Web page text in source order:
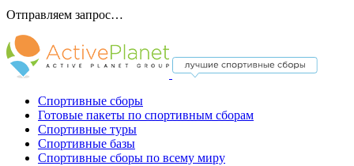
Отправляем запрос…
Спортивные сборы
Готовые пакеты по спортивным сборам
Спортивные туры
Спортивные базы
Спортивные сборы по всему миру